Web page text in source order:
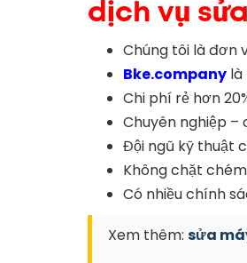
dịch vụ
Chúng tôi là đơn
Bke.company là
Chi phí rẻ hơn
Chuyên nghiệp –
Đội ngũ kỹ thuật
Không chặt
Có nhiều chính
Xem thêm: sửa